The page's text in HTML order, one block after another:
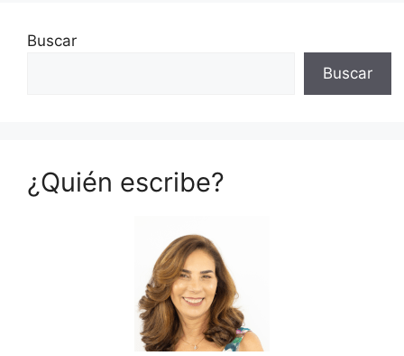
Buscar
Buscar
¿Quién escribe?